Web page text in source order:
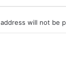
will not be